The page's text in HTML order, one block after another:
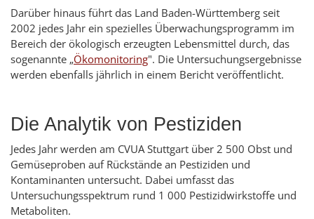
Darüber hinaus führt das Land Baden-Württemberg seit
2002 jedes Jahr ein spezielles Überwachungsprogramm im
Bereich der ökologisch erzeugten Lebensmittel durch, das
sogenannte „Ökomonitoring". Die Untersuchungsergebnisse
werden ebenfalls jährlich in einem Bericht veröffentlicht.
Die Analytik von Pestiziden
Jedes Jahr werden am CVUA Stuttgart über 2 500 Obst und
Gemüseproben auf Rückstände an Pestiziden und
Kontaminanten untersucht. Dabei umfasst das
Untersuchungsspektrum rund 1 000 Pestizidwirkstoffe und
Metaboliten.